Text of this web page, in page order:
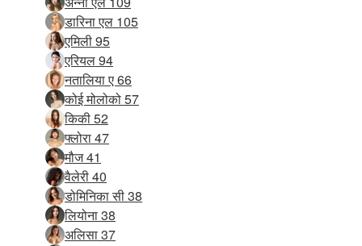
डारिना एल 105
एमिली 95
एरियल 94
नतालिया ए 66
कोई मोलोको 57
किकी 52
फ्लोरा 47
मौज 41
वैलेरी 40
डोमिनिका सी 38
लियोना 38
अलिसा 37